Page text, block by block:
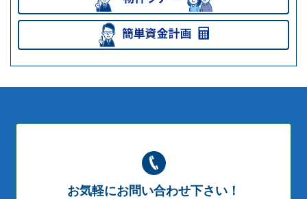
お気軽にお問い合わせ下さい！